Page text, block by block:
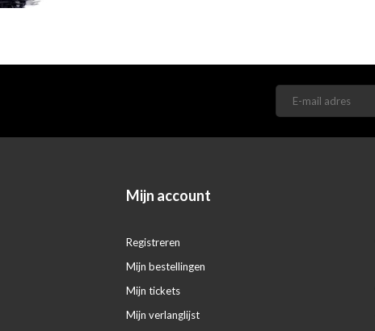
Mijn account
Registreren
Mijn bestellingen
Mijn tickets
Mijn verlanglijst